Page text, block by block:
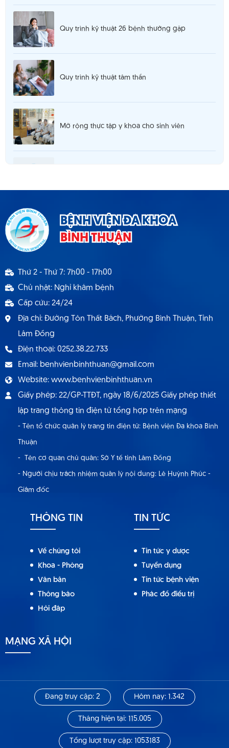
Quy trình kỹ thuật 26 bệnh thường gặp
Quy trình kỹ thuật tâm thần
Mở rộng thực tập y khoa cho sinh viên
Thông báo cơ sở khám chữa bệnh đáp ứng yêu
cầu là cơ sở hướng dẫn thực hành
BỆNH VIỆN ĐA KHOA
BÌNH THUẬN
Thứ 2 - Thứ 7: 7h00 - 17h00
Chủ nhật: Nghỉ khám bệnh
Cấp cứu: 24/24
Địa chỉ: Đường Tôn Thất Bách, Phường Bình Thuận, Tỉnh
Lâm Đồng
Điện thoại: 0252.38.22.733
Email: benhvienbinhthuan@gmail.com
Website: www.benhvienbinhthuan.vn
Giấy phép: 22/GP-TTĐT, ngày 18/6/2025 Giấy phép thiết
lập trang thông tin điện tử tổng hợp trên mạng
- Tên tổ chức quản lý trang tin điện tử: Bệnh viện Đa khoa Bình
Thuận
- Tên cơ quan chủ quản: Sở Y tế tỉnh Lâm Đồng
- Người chịu trách nhiệm quản lý nội dung: Lê Huỳnh Phúc -
Giám đốc
THÔNG TIN
Về chúng tôi
Khoa - Phòng
Văn bản
Thông báo
Hỏi đáp
TIN TỨC
Tin tức y dược
Tuyển dụng
Tin tức bệnh viện
Phác đồ điều trị
MẠNG XÃ HỘI
Đang truy cập: 2 Hôm nay: 1.342
Tháng hiện tại: 115.005
Tổng lượt truy cập: 1053183